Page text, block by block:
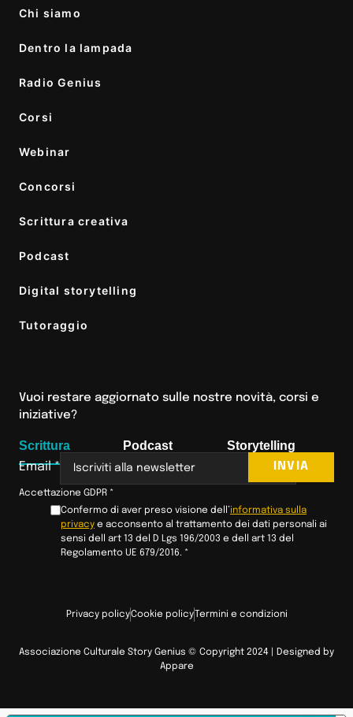
Chi siamo
Dentro la lampada
Radio Genius
Corsi
Webinar
Concorsi
Scrittura creativa
Podcast
Digital storytelling
Tutoraggio
Vuoi restare aggiornato sulle nostre novità, corsi e
iniziative?
Scrittura
Email*
Accettazione GDPR *
Confermo di aver preso visione dell’informativa sulla
privacy e acconsento al trattamento dei dati personali ai
sensi dell art 13 del D Lgs 196/2003 e dell art 13 del
Regolamento UE 679/2016. *
INVIA
Podcast Storytelling
Associazione Culturale Story Genius © Copyright 2024 | Designed by
Appare
Privacy policyCookie policy Termini e condizioni